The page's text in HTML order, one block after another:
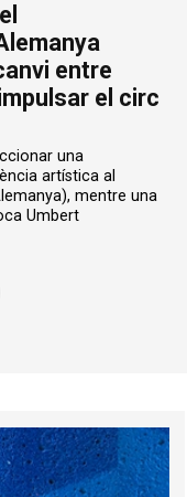
entre
el circ
una
artística al
mentre una
Umbert